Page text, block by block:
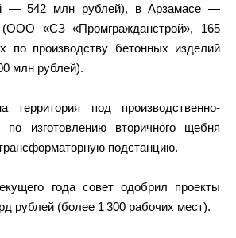
— 542 млн рублей), в Арзамасе —
(ООО «СЗ «Промгражданстрой», 165
по производству бетонных изделий
млн рублей).
территория под производственно-
по изготовлению вторичного щебня
подстанцию.
года совет одобрил проекты
рублей (более 1 300 рабочих мест).